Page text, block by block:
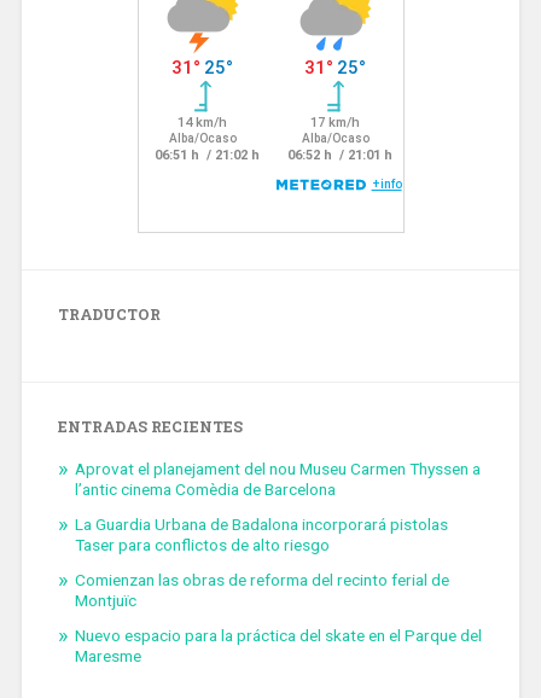
TRADUCTOR
ENTRADAS RECIENTES
Aprovat el planejament del nou Museu Carmen Thyssen a
l’antic cinema Comèdia de Barcelona
La Guardia Urbana de Badalona incorporará pistolas
Taser para conflictos de alto riesgo
Comienzan las obras de reforma del recinto ferial de
Montjuïc
Nuevo espacio para la práctica del skate en el Parque del
Maresme